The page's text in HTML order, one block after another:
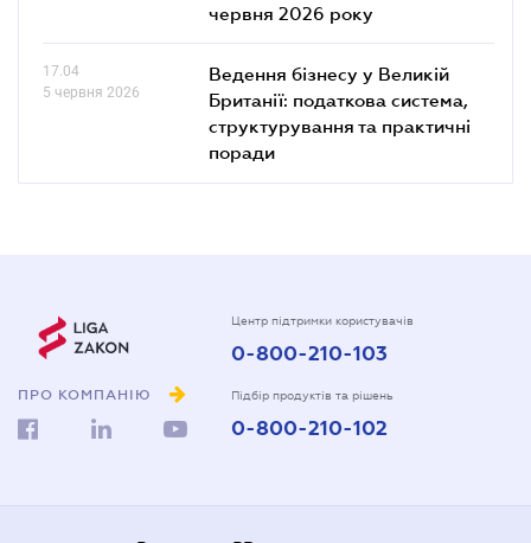
червня 2026 року
17.04
5 червня 2026
Ведення бізнесу у Великій
Британії: податкова система,
структурування та практичні
поради
ПРО КОМПАНІЮ
Центр підтримки користувачів
0-800-210-103
Підбір продуктів та рішень
0-800-210-102